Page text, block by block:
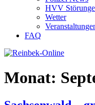
HVV
Wetter
FAQ
Monat: